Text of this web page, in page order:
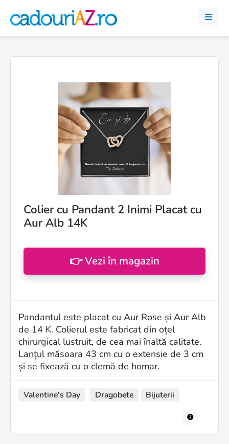
Colier cu Pandant 2 Inimi Placat cu
Aur Alb 14K
👉 Vezi în magazin
Pandantul este placat cu Aur Rose și Aur Alb
de 14 K. Colierul este fabricat din oțel
chirurgical lustruit, de cea mai înaltă calitate.
Lanțul măsoara 43 cm cu o extensie de 3 cm
și se fixează cu o clemă de homar.
Valentine's Day Dragobete Bijuterii